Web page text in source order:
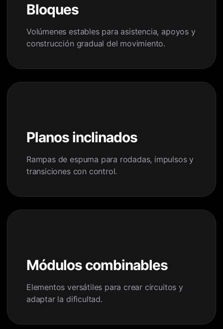
Bloques
Volúmenes estables para asistencia, apoyos y
construcción gradual del movimiento.
Planos inclinados
Rampas de espuma para rodadas, impulsos y
transiciones con control.
Módulos combinables
Elementos versátiles para crear circuitos y
adaptar la dificultad.